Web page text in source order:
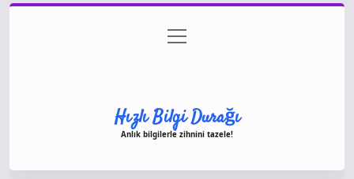
Gizlilik Politikası
menüyü
aç
Hızlı Bilgi Durağı
Anlık bilgilerle zihnini tazele!